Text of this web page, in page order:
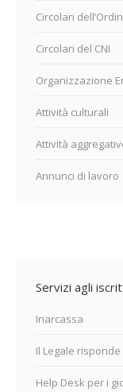
Circolari
Circolari del CNI
Organizzazione
Attività culturali
Attività
Annunci di lavoro
Servizi agli
Inarcassa
Il Legale risponde
Help Desk per i